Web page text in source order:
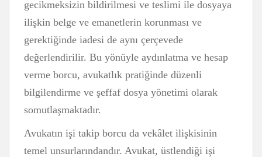
gecikmeksizin bildirilmesi ve teslimi ile dosyaya
ilişkin belge ve emanetlerin korunması ve
gerektiğinde iadesi de aynı çerçevede
değerlendirilir. Bu yönüyle aydınlatma ve hesap
verme borcu, avukatlık pratiğinde düzenli
bilgilendirme ve şeffaf dosya yönetimi olarak
somutlaşmaktadır.
Avukatın işi takip borcu da vekâlet ilişkisinin
temel unsurlarındandır. Avukat, üstlendiği işi